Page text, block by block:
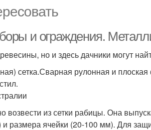
и ограждения.
но и здесь дачники могут
сетка.Сварная рулонная и плоская
из сетки рабицы. Она
размера ячейки (20-100 мм). Для